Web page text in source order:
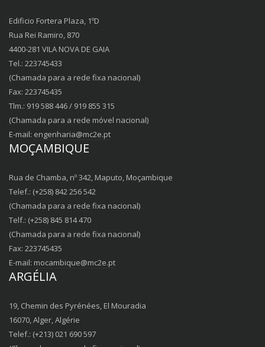
Edificio Fortera Plaza, 1ºD
Rua Rei Ramiro, 870
4400-281 VILA NOVA DE GAIA
Tel.: 223745433
(Chamada para a rede fixa nacional)
Fax: 223745435
Tlm.: 919 588 446 / 919 855 315
(Chamada para a rede móvel nacional)
E-mail: engenharia@mc2e.pt
MOÇAMBIQUE
Rua de Chamba, nº 342, Maputo, Moçambique
Telef.: (+258) 842 256 542
(Chamada para a rede fixa nacional)
Telf.: (+258) 845 814 470
(Chamada para a rede fixa nacional)
Fax: 223745435
E-mail: mocambique@mc2e.pt
ARGÉLIA
19, Chemin des Pyrénées, El Mouradia
16070, Alger, Algérie
Telef.: (+213) 021 690 597